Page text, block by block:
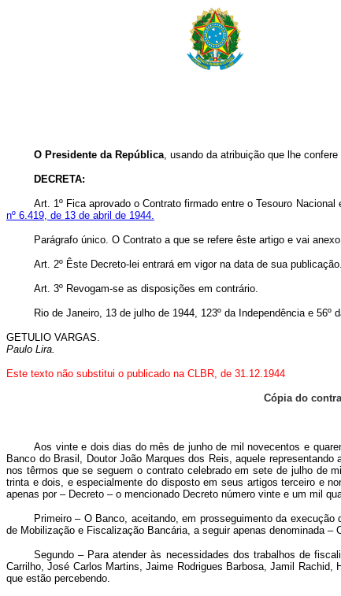
O Presidente da República, usando da atribuição que lhe
DECRETA:
Art. 1º Fica aprovado o Contrato firmado entre o Tesouro
nº 6.419, de 13 de abril de 1944.
Parágrafo único. O Contrato a que se refere êste artigo e vai
Art. 2º Êste Decreto-lei entrará em vigor na data de sua publicação.
Art. 3º Revogam-se as disposições em contrário.
Rio de Janeiro, 13 de julho de 1944, 123º da Independência e 56º
GETULIO VARGAS.
Paulo Lira.
Este texto não substitui o publicado na CLBR, de 31.12.1944
Cópia do
Aos vinte e dois dias do mês de junho de mil novecentos e
Banco do Brasil, Doutor João Marques dos Reis, aquele
nos têrmos que se seguem o contrato celebrado em sete de julho de
trinta e dois, e especialmente do disposto em seus artigos terceiro e
apenas por – Decreto – o mencionado Decreto número vinte e um mil
Primeiro – O Banco, aceitando, em prosseguimento da
de Mobilização e Fiscalização Bancária, a seguir apenas denominada
Segundo – Para atender às necessidades dos trabalhos de
Carrilho, José Carlos Martins, Jaime Rodrigues Barbosa, Jamil
que estão percebendo.